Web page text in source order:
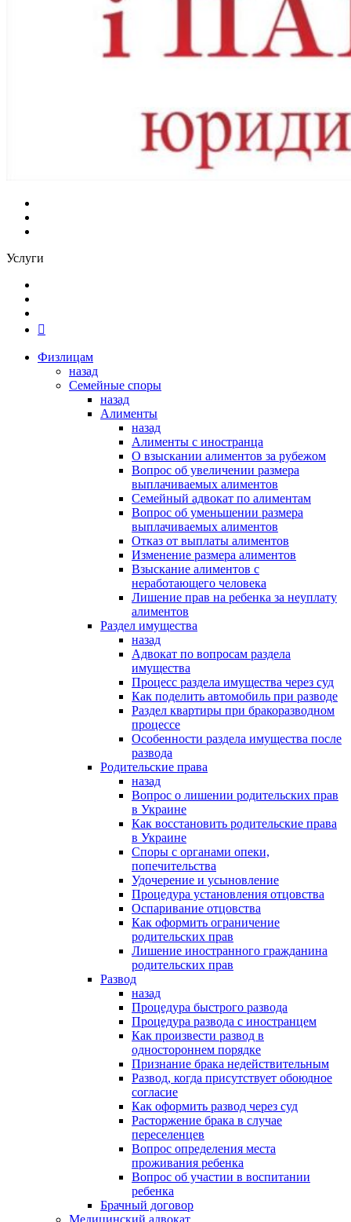
Услуги
Физлицам
назад
Семейные споры
назад
Алименты
назад
Алименты с иностранца
О взыскании алиментов за рубежом
Вопрос об увеличении размера
выплачиваемых алиментов
Семейный адвокат по алиментам
Вопрос об уменьшении размера
выплачиваемых алиментов
Отказ от выплаты алиментов
Изменение размера алиментов
Взыскание алиментов с
неработающего человека
Лишение прав на ребенка за неуплату
алиментов
Раздел имущества
назад
Адвокат по вопросам раздела
имущества
Процесс раздела имущества через суд
Как поделить автомобиль при разводе
Раздел квартиры при бракоразводном
процессе
Особенности раздела имущества после
развода
Родительские права
назад
Вопрос о лишении родительских прав
в Украине
Как восстановить родительские права
в Украине
Споры с органами опеки,
попечительства
Удочерение и усыновление
Процедура установления отцовства
Оспаривание отцовства
Как оформить ограничение
родительских прав
Лишение иностранного гражданина
родительских прав
Развод
назад
Процедура быстрого развода
Процедура развода с иностранцем
Как произвести развод в
одностороннем порядке
Признание брака недействительным
Развод, когда присутствует обоюдное
согласие
Как оформить развод через суд
Расторжение брака в случае
переселенцев
Вопрос определения места
проживания ребенка
Вопрос об участии в воспитании
ребенка
Брачный договор
Медицинский адвокат